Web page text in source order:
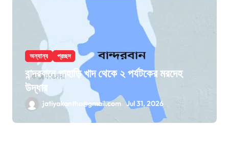
অন্যান্য প্রচ্ছদ
বান্দরবানে পাহাড়ি খাদ থেকে ২ পর্যটকের মরদেহ
উদ্ধার
jatiyakantho@gmail.com Jul 31, 2026